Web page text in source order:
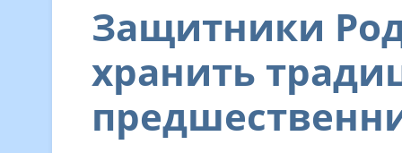
Защитники
хранить